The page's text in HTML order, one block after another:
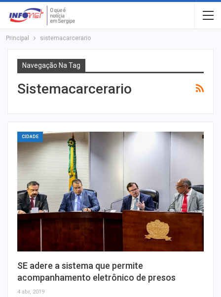
Principal sistemacarcerario
Navegação Na Tag
Sistemacarcerario
CIDADE
SE adere a sistema que permite
acompanhamento eletrônico de presos
4 abr, 2019